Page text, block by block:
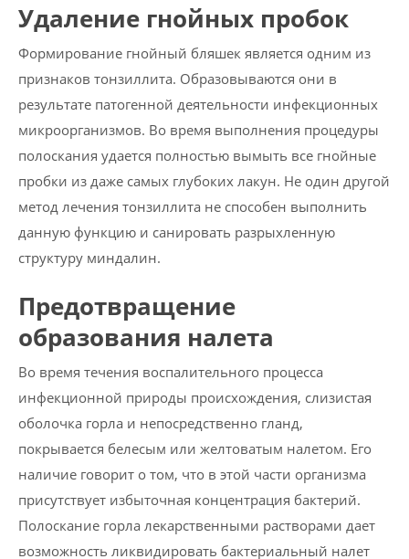
Удаление гнойных пробок
Формирование гнойный бляшек является одним из
признаков тонзиллита. Образовываются они в
результате патогенной деятельности инфекционных
микроорганизмов. Во время выполнения процедуры
полоскания удается полностью вымыть все гнойные
пробки из даже самых глубоких лакун. Не один другой
метод лечения тонзиллита не способен выполнить
данную функцию и санировать разрыхленную
структуру миндалин.
Предотвращение
образования налета
Во время течения воспалительного процесса
инфекционной природы происхождения, слизистая
оболочка горла и непосредственно гланд,
покрывается белесым или желтоватым налетом. Его
наличие говорит о том, что в этой части организма
присутствует избыточная концентрация бактерий.
Полоскание горла лекарственными растворами дает
возможность ликвидировать бактериальный налет